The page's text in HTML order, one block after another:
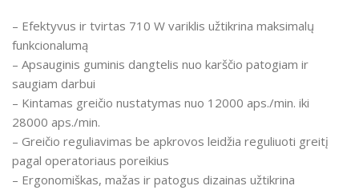
– Efektyvus ir tvirtas 710 W variklis užtikrina maksimalų
funkcionalumą
– Apsauginis guminis dangtelis nuo karščio patogiam ir
saugiam darbui
– Kintamas greičio nustatymas nuo 12000 aps./min. iki
28000 aps./min.
– Greičio reguliavimas be apkrovos leidžia reguliuoti greitį
pagal operatoriaus poreikius
– Ergonomiškas, mažas ir patogus dizainas užtikrina